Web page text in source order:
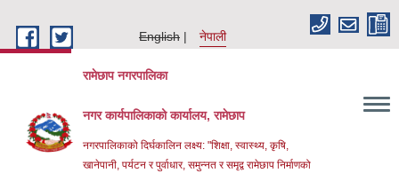
English
नेपाली
रामेछाप नगरपालिका
नगर कार्यपालिकाको कार्यालय, रामेछाप
नगरपालिकाको दिर्घकालिन लक्ष्य: "शिक्षा, स्वास्थ्य, कृषि,
खानेपानी, पर्यटन र पुर्वाधार, समुन्नत र समृद्व रामेछाप निर्माणको